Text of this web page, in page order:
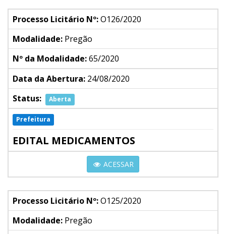
Processo Licitário Nº:O126/2020
Modalidade: Pregão
Nº da Modalidade:65/2020
Data da Abertura: 24/08/2020
Status:
Aberta
Prefeitura
EDITAL MEDICAMENTOS
ACESSAR
Processo Licitário Nº:O125/2020
Modalidade: Pregão